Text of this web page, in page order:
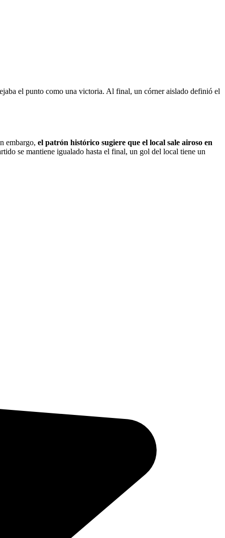
el punto como una victoria. Al final, un córner aislado definió el
embargo, el patrón histórico sugiere que el local sale airoso en
se mantiene igualado hasta el final, un gol del local tiene un